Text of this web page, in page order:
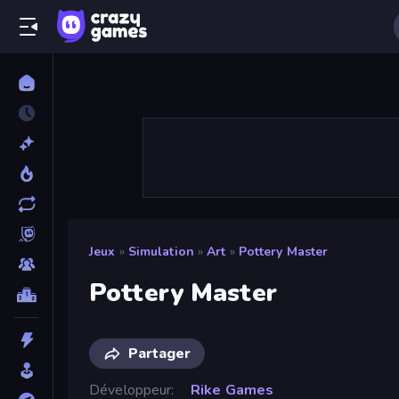
Jeux » Simulation » Art » Pottery Master
Pottery Master
Partager
Développeur
Rike Games